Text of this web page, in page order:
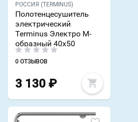
РОССИЯ (TERMINUS)
Полотенцесушитель
электрический
Terminus Электро М-
образный 40x50
0 ОТЗЫВОВ
3 130 ₽